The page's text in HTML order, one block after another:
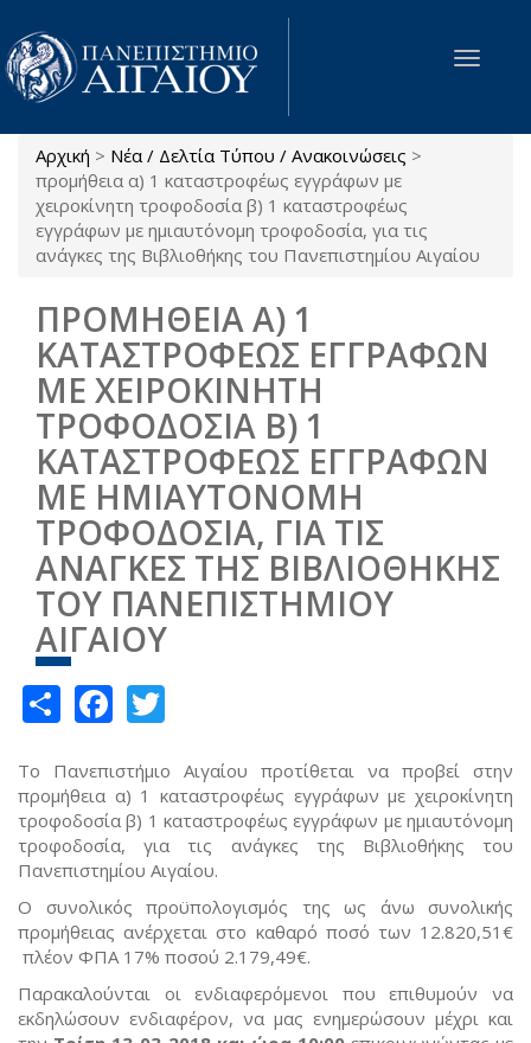
Παράκαμψη προς το κυρίως περιεχόμενο
Toggle
Είστε εδώ
Αρχική > Νέα / Δελτία Τύπου / Ανακοινώσεις >
προμήθεια α) 1 καταστροφέως εγγράφων με
χειροκίνητη τροφοδοσία β) 1 καταστροφέως
εγγράφων με ημιαυτόνομη τροφοδοσία, για τις
ανάγκες της Βιβλιοθήκης του Πανεπιστημίου Αιγαίου
ΠΡΟΜΗΘΕΙΑ Α) 1
ΚΑΤΑΣΤΡΟΦΕΩΣ ΕΓΓΡΑΦΩΝ
ΜΕ ΧΕΙΡΟΚΙΝΗΤΗ
ΤΡΟΦΟΔΟΣΙΑ Β) 1
ΚΑΤΑΣΤΡΟΦΕΩΣ ΕΓΓΡΑΦΩΝ
ΜΕ ΗΜΙΑΥΤΟΝΟΜΗ
ΤΡΟΦΟΔΟΣΙΑ, ΓΙΑ ΤΙΣ
ΑΝΑΓΚΕΣ ΤΗΣ ΒΙΒΛΙΟΘΗΚΗΣ
ΤΟΥ ΠΑΝΕΠΙΣΤΗΜΙΟΥ
ΑΙΓΑΙΟΥ
ShareFacebook
Το Πανεπιστήμιο Αιγαίου προτίθεται να προβεί στην
προμήθεια α) 1 καταστροφέως εγγράφων με χειροκίνητη
τροφοδοσία β) 1 καταστροφέως εγγράφων με ημιαυτόνομη
τροφοδοσία, για τις ανάγκες της Βιβλιοθήκης του
Πανεπιστημίου Αιγαίου.
Ο συνολικός προϋπολογισμός της ως άνω συνολικής
προμήθειας ανέρχεται στο καθαρό ποσό των 12.820,51€
πλέον ΦΠΑ 17% ποσού 2.179,49€.
Παρακαλούνται οι ενδιαφερόμενοι που επιθυμούν να
εκδηλώσουν ενδιαφέρον, να μας ενημερώσουν μέχρι και